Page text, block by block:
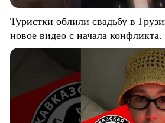
Туристки облили свадьбу в
новое видео с начала конфликта.